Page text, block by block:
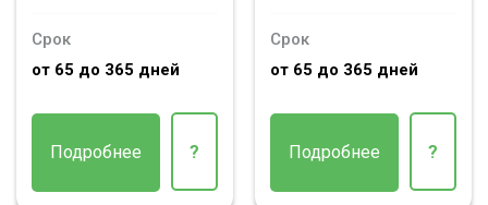
Срок
от 65 до 365 дней
Подробнее ?
Срок
от 65 до 365 дней
Подробнее ?